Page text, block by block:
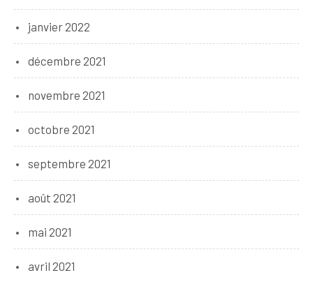
janvier 2022
décembre 2021
novembre 2021
octobre 2021
septembre 2021
août 2021
mai 2021
avril 2021